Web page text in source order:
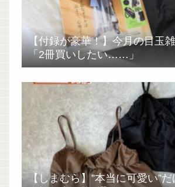
【付録が豪華！】今月の目玉
「2冊買いしたい……」
【しまむら】”本当に可愛い”